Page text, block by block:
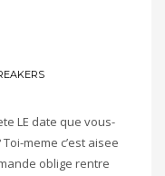
LE date que vous-
meme c’est aisee
oblige rentre